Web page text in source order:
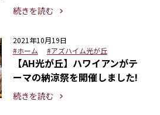
続きを読む
2021年10月19日
#ホーム
#アズハイム光が丘
【AH光が丘】ハワイアンがテ
ーマの納涼祭を開催しました!
続きを読む